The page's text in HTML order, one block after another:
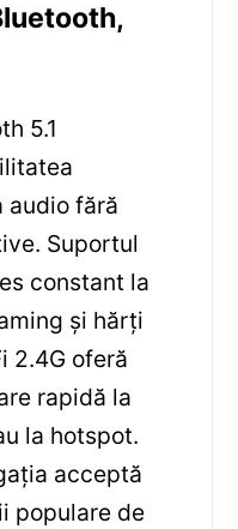
5.1
audio fără
Suportul
constant la
și hărți
2.4G oferă
rapidă la
la hotspot.
acceptă
populare de